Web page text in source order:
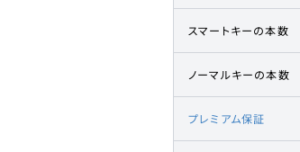
スマートキーの本数
ノーマルキーの本数
プレミアム保証